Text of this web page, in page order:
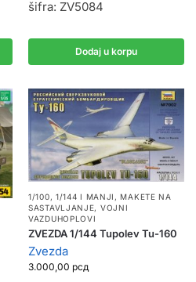
šifra: ZV5084
Dodaj u korpu
1/100, 1/144 I MANJI , MAKETE NA
SASTAVLJANJE, VOJNI
VAZDUHOPLOVI
ZVEZDA 1/144 Tupolev Tu-160
Zvezda
3.000,00 рсд